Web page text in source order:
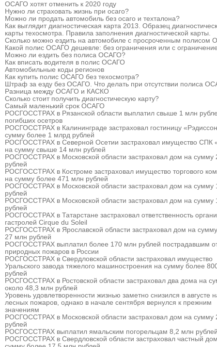
ОСАГО хотят отменить к 2020 году
Нужно ли страховать жизнь при осаго?
Можно ли продать автомобиль без осаго и техталона?
Как выглядит диагностическая карта 2013. Образец
карты техосмотра. Правила заполнения диагностической карты.
Сколько можно ездить на автомобиле с просроченным полисом
Какой полис ОСАГО дешевле: без ограничения или с
Можно ли ездить без полиса ОСАГО?
Как вписать водителя в полис ОСАГО
Автомобильные коды регионов
Как купить полис ОСАГО без техосмотра?
Штраф за езду без ОСАГО. Что делать при отсутствии полиса
Разница между ОСАГО и КАСКО
Сколько стоит получить диагностическую карту?
Самый маленький срок ОСАГО
РОСГОССТРАХ в Рязанской области выплатил свыше 1 млн
погибших осетров
РОСГОССТРАХ в Калининграде застраховал гостиницу
сумму более 1 млрд рублей
РОСГОССТРАХ в Северной Осетии застраховал имущество СПК
на сумму свыше 14 млн рублей
РОСГОССТРАХ в Московской области застраховал дом на сумму
рублей
РОСГОССТРАХ в Костроме застраховал имущество торгового
на сумму более 471 млн рублей
РОСГОССТРАХ в Московской области застраховал дом на сумму
рублей
РОСГОССТРАХ в Московской области застраховал дом на сумму
рублей
РОСГОССТРАХ в Татарстане застраховал ответственность
гастролей Cirque du Soleil
РОСГОССТРАХ в Ярославской области застраховал дом на
27 млн рублей
РОСГОССТРАХ выплатил более 170 млн рублей пострадавшим
природных пожаров в России
РОСГОССТРАХ в Свердловской области застраховал имущество
Уральского завода тяжелого машиностроения на сумму более
рублей
РОСГОССТРАХ в Ростовской области застраховал два дома на
около 48,3 млн рублей
Уровень удовлетворенности жизнью заметно снизился в августе
лесных пожаров, однако в начале сентября вернулся к прежним
значениям
РОСГОССТРАХ в Московской области застраховал дом на сумму
рублей
РОСГОССТРАХ выплатил ямальским погорельцам 8,2 млн
РОСГОССТРАХ в Свердловской области застраховал частный